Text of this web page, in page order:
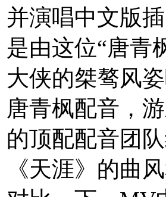
并演唱中文版
是由这位“唐青
大侠的桀骜风
唐青枫配音，
的顶配配音团
《天涯》的曲